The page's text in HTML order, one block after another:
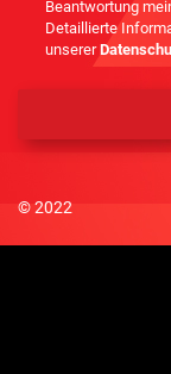
Beantwortung
Detaillierte
unserer
© 2022